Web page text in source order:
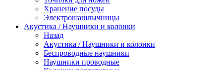
Хранение посуды
Электрошашлычницы
Акустика / Наушники и колонки
Назад
Акустика / Наушники и колонки
Беспроводные наушники
Наушники проводные